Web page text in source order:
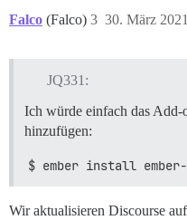
Falco (Falco) 30. März
3
JQ331:
Ich würde einfach das
hinzufügen:
$ ember install
Wir aktualisieren Discourse